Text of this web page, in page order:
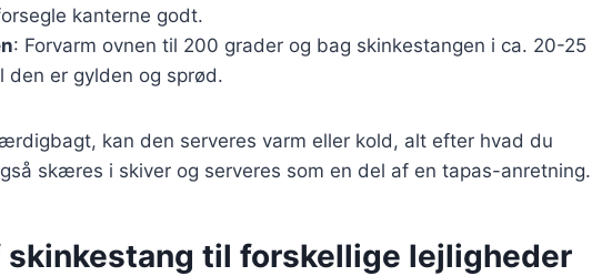
kanterne godt.
: Forvarm ovnen til 200 grader og bag skinkestangen i ca. 20-25
den er gylden og sprød.
kan den serveres varm eller kold, alt efter hvad du
skæres i skiver og serveres som en del af en tapas-anretning.
skinkestang til forskellige lejligheder